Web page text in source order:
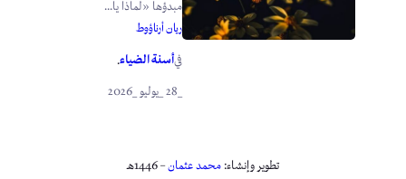
مبدؤها «لماذا يا...
ريان أرناؤوط
فيأسنة الضياء.
تطوير وإنشاء: محمد عثمان– 1446هـ